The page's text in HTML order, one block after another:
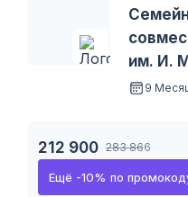
им. И.
9
212 900 283 866
Ещё -10% по